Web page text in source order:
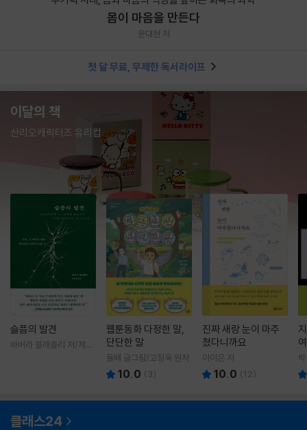
몸이 마음을 만든다
윤대현 저
첫 달 무료, 무제한 독서라이프
이달의 책
산리오캐릭터즈 유리컵
슬픔의 발견
바버라 블래츨리 저/제효
웹툰동화 다정한 말,
단단한 말
돌배 글그림/고정욱 원저
10.0 ( 3)
진짜 새랑 눈이 마주
쳤다니까요
이이은 저
10.0 (12)
클래스24